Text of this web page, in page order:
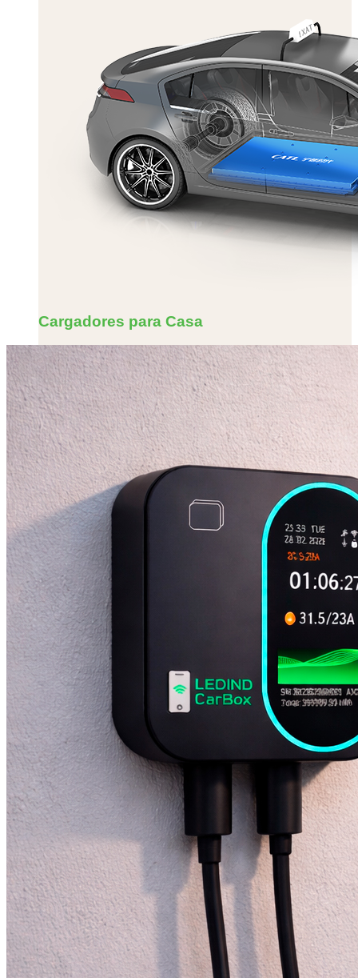
Cargadores para Casa
Carbox Smart Display 3.7 Kw
Carbox Smart Display 7 Kw
Carbox Smart Display 11 Kw
Cargadores Comunitarios
Carbox Elite 7 Kw
Carbox Elite 11 Kw
Carbox Elite 22 Kw
Soluciones para Empresas y Flotas
Carbox Elite 22 Kw
Ledind Carbox DC SuperCharger 40 Kw
Super Cargadores Rápidos con sistemas
de pago integrado
Ledind Carbox DC 30-40 Kw (Pago integrado)
Ledind Carbox DC 60-80 Kw Dual (Pago
integrado)
Elegido por Instaladores
Cuando los instaladores lo tienen claro, es
por algo!
SOLUCIONES DE CARGA